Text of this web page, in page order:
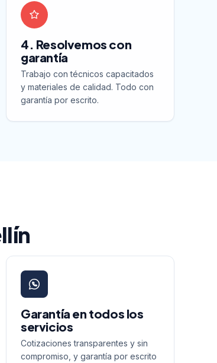
4. Resolvemos con
garantía
Trabajo con técnicos capacitados
y materiales de calidad. Todo con
garantía por escrito.
Garantía en todos los
servicios
Cotizaciones transparentes y sin
compromiso, y garantía por escrito